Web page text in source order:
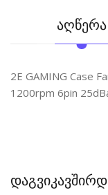
აღწერა
2E GAMING Case
1200rpm 6pin